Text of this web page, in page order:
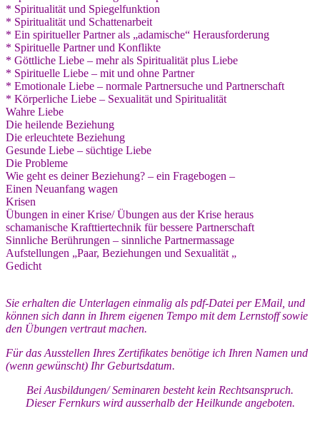
* Spiritualität und Spiegelfunktion
* Spiritualität und Schattenarbeit
* Ein spiritueller Partner als „adamische“ Herausforderung
* Spirituelle Partner und Konflikte
* Göttliche Liebe – mehr als Spiritualität plus Liebe
* Spirituelle Liebe – mit und ohne Partner
* Emotionale Liebe – normale Partnersuche und Partnerschaft
* Körperliche Liebe – Sexualität und Spiritualität
Wahre Liebe
Die heilende Beziehung
Die erleuchtete Beziehung
Gesunde Liebe – süchtige Liebe
Die Probleme
Wie geht es deiner Beziehung? – ein Fragebogen –
Einen Neuanfang wagen
Krisen
Übungen in einer Krise/ Übungen aus der Krise heraus
schamanische Krafttiertechnik für bessere Partnerschaft
Sinnliche Berührungen – sinnliche Partnermassage
Aufstellungen „Paar, Beziehungen und Sexualität „
Gedicht
Sie erhalten die Unterlagen einmalig als pdf-Datei per EMail, und
können sich dann in Ihrem eigenen Tempo mit dem Lernstoff sowie
den Übungen vertraut machen.
Für das Ausstellen Ihres Zertifikates benötige ich Ihren Namen und
(wenn gewünscht) Ihr Geburtsdatum.
Bei Ausbildungen/ Seminaren besteht kein Rechtsanspruch.
Dieser Fernkurs wird ausserhalb der Heilkunde angeboten.